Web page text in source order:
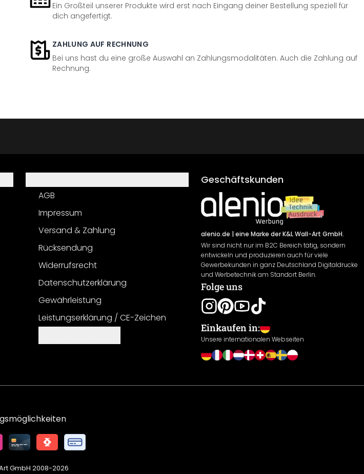
Ein Großteil unserer Produkte wird erst nach Eingang deiner Bestellung speziell für
dich angefertigt.
ZAHLUNG AUF RECHNUNG
Bei uns hast du eine große Auswahl an Zahlungsmodalitäten. Auch die Zahlung auf
Rechnung.
AGB
Impressum
Versand & Zahlung
Rücksendung
Widerrufsrecht
Datenschutzerklärung
Gewährleistung
Leistungserklärung / CE-Zeichen
Geschäftskunden
alenio.de | eine Marke der K&L Wall-Art GmbH.
Wir sind nicht nur im B2C Bereich tätig, sondern
entwickeln und produzieren auch für viele
Gewerbekunden in ganz Deutschland Digitaldrucke
und Werbetechnik am Standort Berlin.
Folge uns
Einkaufen in:
Unsere internationalen Webseiten
GmbH 2008-2026